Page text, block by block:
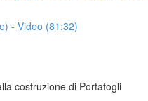
- Video (81:32)
costruzione di Portafogli